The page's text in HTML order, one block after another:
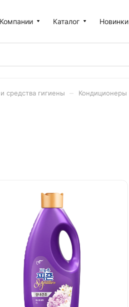
Каталог Новинки
средства гигиены Кондиционеры